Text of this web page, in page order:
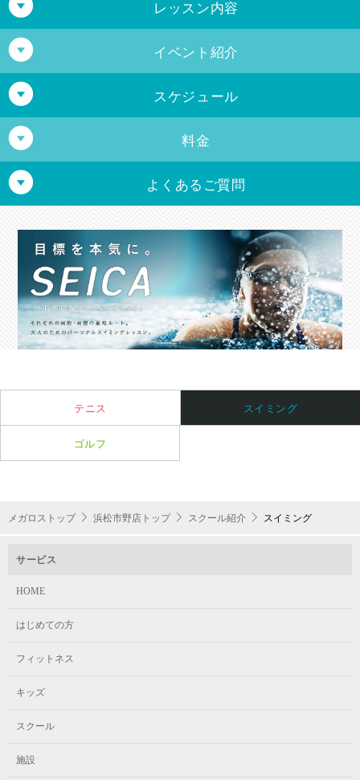
レッスン内容
初級
クロール・背泳ぎのレベルアップと、平泳ぎとバタ
4泳法のレベルアップと、100m個人メドレーの完泳
を目指すクラス。
大会参加に向けた練習を行うクラス（スピードアッ
プ・持久力アップ・フォーム修正）
イベント紹介
メガロスマスターズ
年に一度国際水泳場を使用し、水泳大会を実施しています。 大会
運営は全てメガロスのコーチなので大会初心者でも安心してご参加
スケジュール
スイムスクール
16歳以上の男女
火・水・木 13:00～14:00
16歳以上の男女
料金
週1回 7,580円（税込8,338円）
よくあるご質問
入会したい場合、必要な持ち物はあります
か？
月会費2ヶ月分・通帳・銀行届出印・公的身分証明書（現住所が
記載されているもの）・事務登録手数料6,600円（税込）が必要
となります。
入会希望月の10日までに手続きを済ませてください。それ以降の
テニス スイミング
ゴルフ
メガロストップ 浜松市野店トップ スクール紹介 スイミング
サービス
HOME
はじめての方
フィットネス
キッズ
スクール
施設